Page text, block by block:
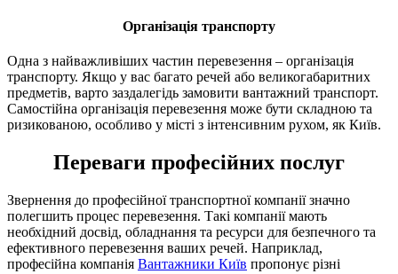
Організація транспорту
Одна з найважливіших частин перевезення – організація
транспорту. Якщо у вас багато речей або великогабаритних
предметів, варто заздалегідь замовити вантажний транспорт.
Самостійна організація перевезення може бути складною та
ризикованою, особливо у місті з інтенсивним рухом, як Київ.
Переваги професійних послуг
Звернення до професійної транспортної компанії значно
полегшить процес перевезення. Такі компанії мають
необхідний досвід, обладнання та ресурси для безпечного та
ефективного перевезення ваших речей. Наприклад,
професійна компанія Вантажники Київ пропонує різні